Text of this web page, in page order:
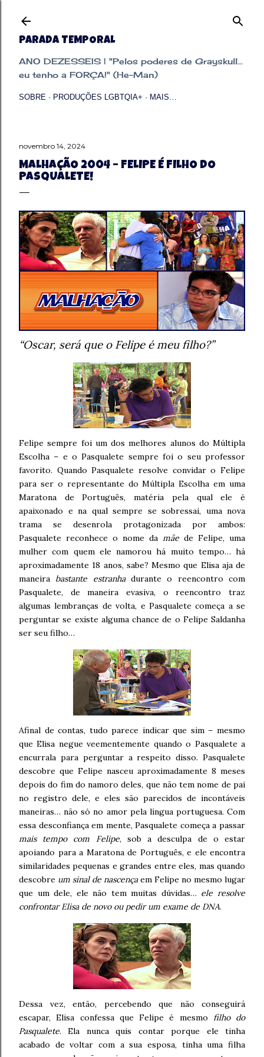
PARADA TEMPORAL
ANO DEZESSEIS | "Pelos poderes de Grayskull...
eu tenho a FORÇA!" (He-Man)
SOBRE PRODUÇÕES LGBTQIA+ MAIS…
novembro 14, 2024
MALHAÇÃO 2004 – FELIPE É FILHO DO
PASQUALETE!
“Oscar, será que o Felipe é meu filho?”
Felipe sempre foi um dos melhores alunos do Múltipla
Escolha – e o Pasqualete sempre foi o seu professor
favorito. Quando Pasqualete resolve convidar o Felipe
para ser o representante do Múltipla Escolha em uma
Maratona de Português, matéria pela qual ele é
apaixonado e na qual sempre se sobressai, uma nova
trama se desenrola protagonizada por ambos:
Pasqualete reconhece o nome da mãe de Felipe, uma
mulher com quem ele namorou há muito tempo… há
aproximadamente 18 anos, sabe? Mesmo que Elisa aja de
maneira bastante estranhadurante o reencontro com
Pasqualete, de maneira evasiva, o reencontro traz
algumas lembranças de volta, e Pasqualete começa a se
perguntar se existe alguma chance de o Felipe Saldanha
ser seu filho…
Afinal de contas, tudo parece indicar que sim – mesmo
que Elisa negue veementemente quando o Pasqualete a
encurrala para perguntar a respeito disso. Pasqualete
descobre que Felipe nasceu aproximadamente 8 meses
depois do fim do namoro deles, que não tem nome de pai
no registro dele, e eles são parecidos de incontáveis
maneiras… não só no amor pela língua portuguesa. Com
essa desconfiança em mente, Pasqualete começa a passar
mais tempo com Felipe, sob a desculpa de o estar
apoiando para a Maratona de Português, e ele encontra
similaridades pequenas e grandes entre eles, mas quando
descobre um sinal de nascençaem Felipe no mesmo lugar
que um dele, ele não tem muitas dúvidas… ele resolve
confrontar Elisa de novo ou pedir um exame de DNA.
Dessa vez, então, percebendo que não conseguirá
escapar, Elisa confessa que Felipe é mesmo filho do
Pasqualete. Ela nunca quis contar porque ele tinha
acabado de voltar com a sua esposa, tinha uma filha